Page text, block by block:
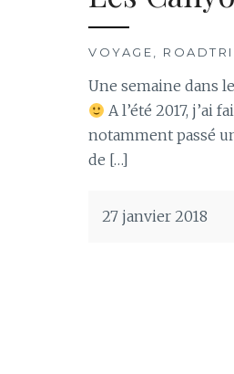
VOYAGE,
Une semaine dans
A l’été 2017, j’ai
notamment passé
de […]
27 janvier 2018